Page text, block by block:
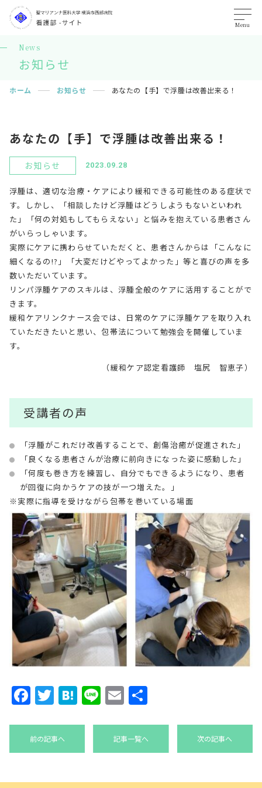
Menu
News
お知らせ
ホーム お知らせ あなたの【手】で浮腫は改善出来る！
あなたの【手】で浮腫は改善出来る！
お知らせ 2023.09.28
浮腫は、適切な治療・ケアにより緩和できる可能性のある症状で
す。しかし、「相談したけど浮腫はどうしようもないといわれ
た」「何の対処もしてもらえない」と悩みを抱えている患者さん
がいらっしゃいます。
実際にケアに携わらせていただくと、患者さんからは「こんなに
細くなるの!?」「大変だけどやってよかった」等と喜びの声を多
数いただいています。
リンパ浮腫ケアのスキルは、浮腫全般のケアに活用することがで
きます。
緩和ケアリンクナース会では、日常のケアに浮腫ケアを取り入れ
ていただきたいと思い、包帯法について勉強会を開催していま
す。
（緩和ケア認定看護師 塩尻 智恵子）
受講者の声
「浮腫がこれだけ改善することで、創傷治癒が促進された」
「良くなる患者さんが治療に前向きになった姿に感動した」
「何度も巻き方を練習し、自分でもできるようになり、患者
が回復に向かうケアの技が一つ増えた。」
※実際に指導を受けながら包帯を巻いている場面
Facebook
Twitter
Hatena
LineEmail
前の記事へ 記事一覧へ 次の記事へ